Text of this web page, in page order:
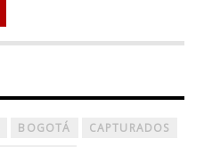
BOGOTÁ
CAPTURADOS